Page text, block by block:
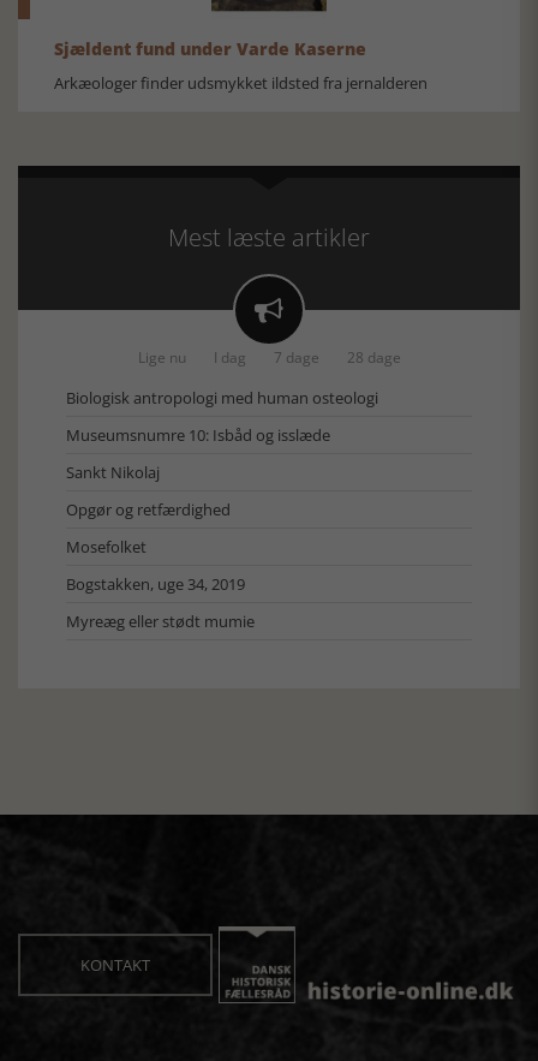
Sjældent fund under Varde Kaserne
Arkæologer finder udsmykket ildsted fra jernalderen
Mest læste artikler

Lige nu I dag 7 dage 28 dage
Biologisk antropologi med human osteologi
Museumsnumre 10: Isbåd og isslæde
Sankt Nikolaj
Opgør og retfærdighed
Mosefolket
Bogstakken, uge 34, 2019
Myreæg eller stødt mumie
KONTAKT